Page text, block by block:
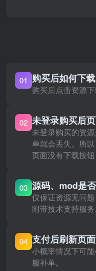
01 购买后如何下
购买后点击资源
02 未登录购买后
未登录购买的资
单就会丢失。所
页面没有下载按钮
03 源码、mod是
仅保证资源无问
附带技术支持服务
04 支付后刷新页
小概率情况下可
服补单。